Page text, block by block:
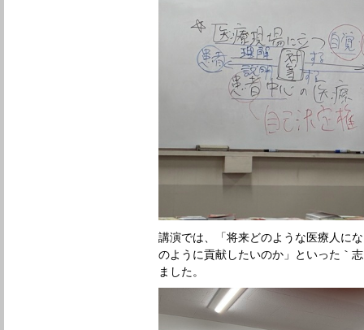
講演では、「将来どのような医療人に
のように貢献したいのか」といった｀
ました。